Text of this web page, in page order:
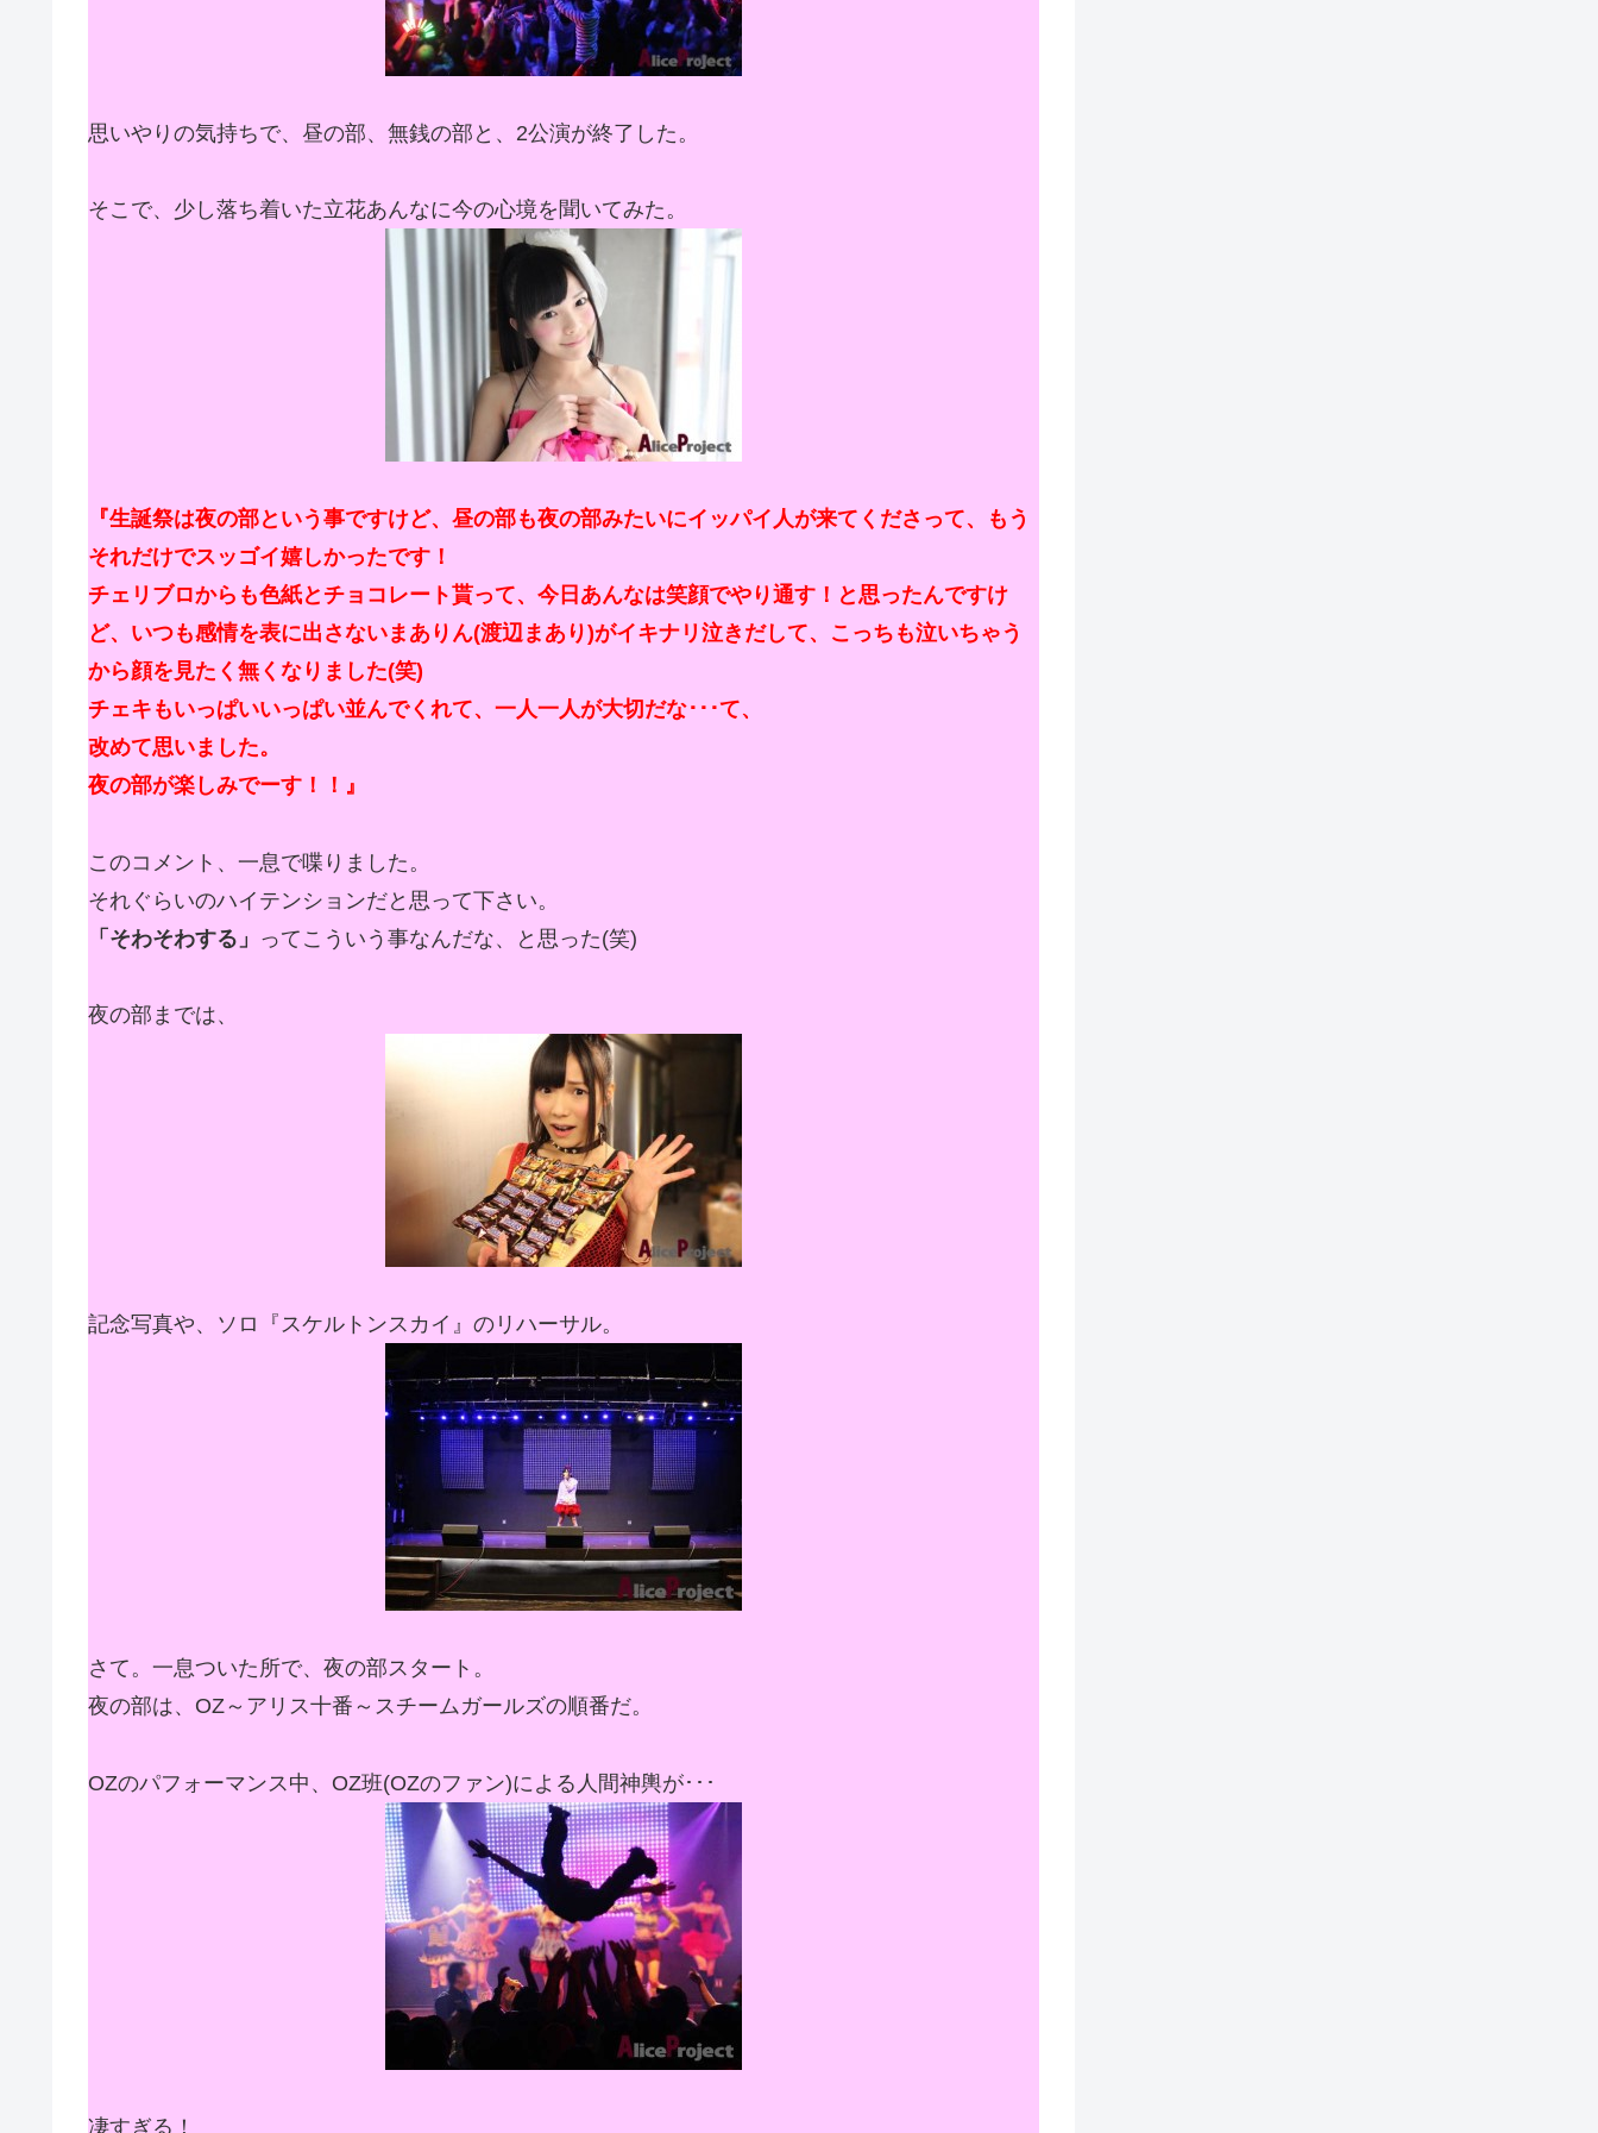
思いやりの気持ちで、昼の部、無銭の部と、2公演が終了した。
そこで、少し落ち着いた立花あんなに今の心境を聞いてみた。
『生誕祭は夜の部という事ですけど、昼の部も夜の部みたいにイッパイ人が来てくださって、もう
それだけでスッゴイ嬉しかったです！
チェリブロからも色紙とチョコレート貰って、今日あんなは笑顔でやり通す！と思ったんですけ
ど、いつも感情を表に出さないまありん(渡辺まあり)がイキナリ泣きだして、こっちも泣いちゃう
から顔を見たく無くなりました(笑)
チェキもいっぱいいっぱい並んでくれて、一人一人が大切だな･･･て、
改めて思いました。
夜の部が楽しみでーす！！』
このコメント、一息で喋りました。
それぐらいのハイテンションだと思って下さい。
「そわそわする」 ってこういう事なんだな、と思った(笑)
夜の部までは、
記念写真や、ソロ『スケルトンスカイ』のリハーサル。
さて。一息ついた所で、夜の部スタート。
夜の部は、OZ～アリス十番～スチームガールズの順番だ。
OZのパフォーマンス中、OZ班(OZのファン)による人間神輿が･･･
凄すぎる！